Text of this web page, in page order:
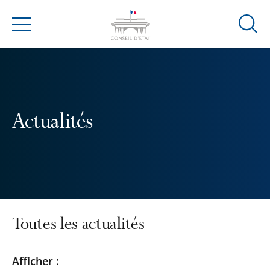
Menu
Ouvrir
Actualités
Toutes les actualités
Passer
Passer
Afficher :